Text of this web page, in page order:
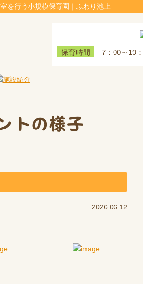
を行う小規模保育園｜ふわり池上
保育時間 7：00～19
トの様子
2026.06.12